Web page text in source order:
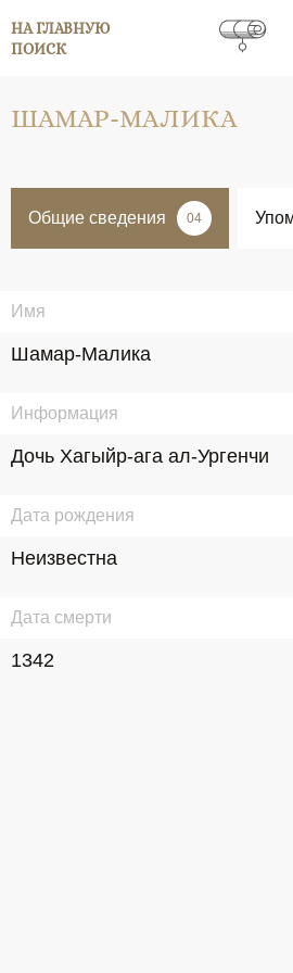
НА ГЛАВНУЮ
ПОИСК
ШАМАР-МАЛИКА
Общие сведения 04
Имя
Шамар-Малика
Информация
Дочь Хагыйр-ага ал-Ургенчи
Дата рождения
Неизвестна
Дата смерти
1342